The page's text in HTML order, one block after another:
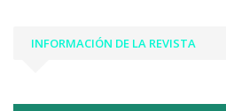
INFORMACIÓN DE LA REVISTA